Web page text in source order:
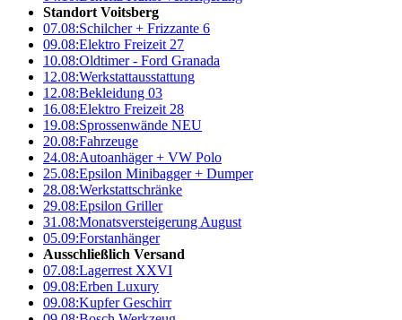
Standort Voitsberg
07.08:Schilcher + Frizzante 6
09.08:Elektro Freizeit 27
10.08:Oldtimer - Ford Granada
12.08:Werkstattausstattung
12.08:Bekleidung 03
16.08:Elektro Freizeit 28
19.08:Sprossenwände NEU
20.08:Fahrzeuge
24.08:Autoanhäger + VW Polo
25.08:Epsilon Minibagger + Dumper
28.08:Werkstattschränke
29.08:Epsilon Griller
31.08:Monatsversteigerung August
05.09:Forstanhänger
Ausschließlich Versand
07.08:Lagerrest XXVI
09.08:Erben Luxury
09.08:Kupfer Geschirr